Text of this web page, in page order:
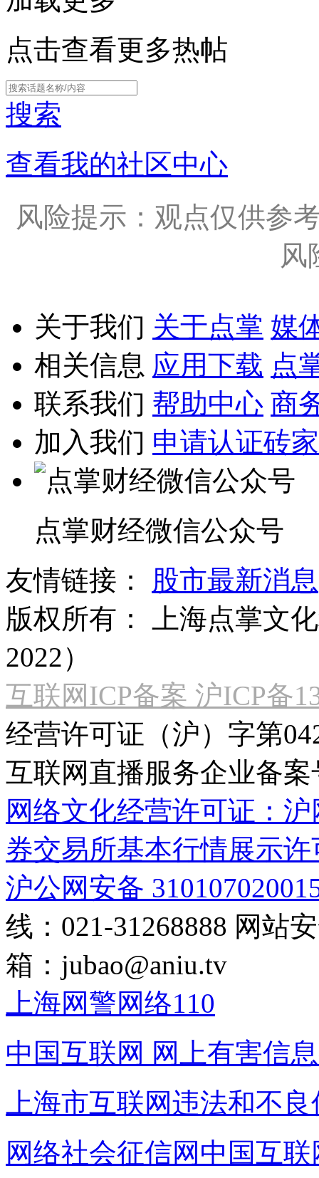
点击查看更多热帖
搜索
查看我的社区中心
风险提示：观点仅供参
风
关于我们 关于点掌 媒
相关信息 应用下载 点
联系我们 帮助中心 商
加入我们 申请认证砖家
点掌财经微信公众号
友情链接：
股市最新消息
版权所有：
上海点掌文
2022）
互联网ICP备案 沪ICP备
经营许可证（沪）字第
互联网直播服务企业备案
网络文化经营许可证：
券交易所基本行情展示许
沪公网安备
线：021-31268888 网站
箱： jubao@aniu.tv
上海网警网络110
中国互联网 网上有害信
上海市互联网违法和不
网络社会征信网 中国互